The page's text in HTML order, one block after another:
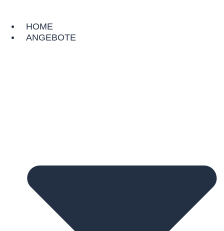
springenHOME
ANGEBOTE